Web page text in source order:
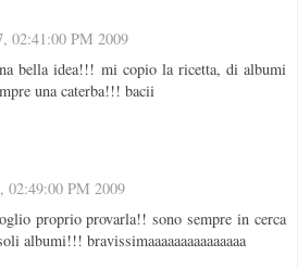
02:41:00 PM 2009
bella idea!!! mi copio la ricetta, di albumi
una caterba!!! bacii
02:49:00 PM 2009
proprio provarla!! sono sempre in cerca
albumi!!! bravissimaaaaaaaaaaaaaaa